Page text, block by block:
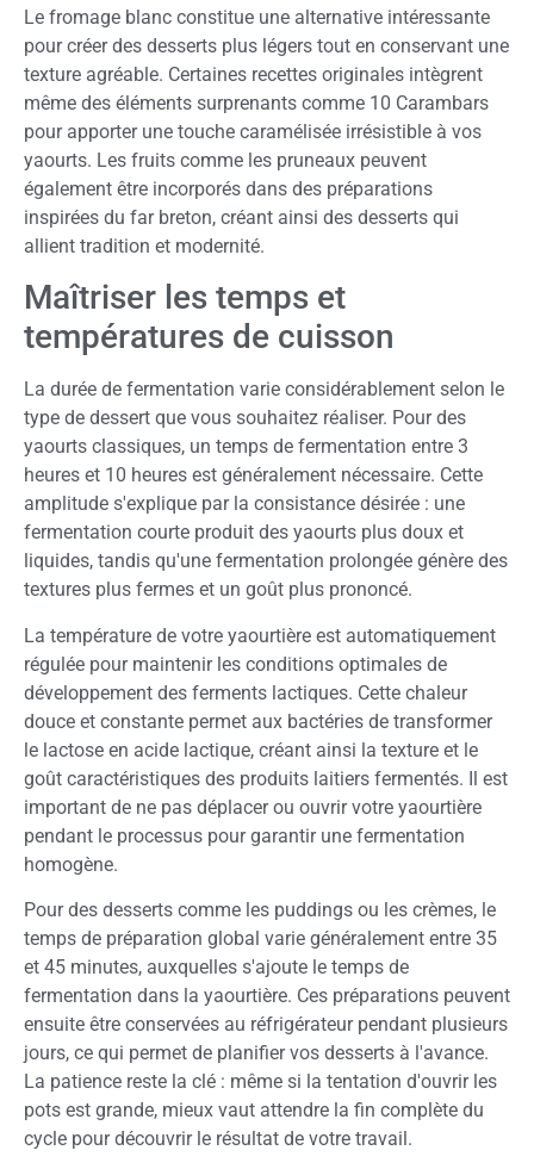
Le fromage blanc constitue une alternative intéressante
pour créer des desserts plus légers tout en conservant une
texture agréable. Certaines recettes originales intègrent
même des éléments surprenants comme 10 Carambars
pour apporter une touche caramélisée irrésistible à vos
yaourts. Les fruits comme les pruneaux peuvent
également être incorporés dans des préparations
inspirées du far breton, créant ainsi des desserts qui
allient tradition et modernité.
Maîtriser les temps et
températures de cuisson
La durée de fermentation varie considérablement selon le
type de dessert que vous souhaitez réaliser. Pour des
yaourts classiques, un temps de fermentation entre 3
heures et 10 heures est généralement nécessaire. Cette
amplitude s'explique par la consistance désirée : une
fermentation courte produit des yaourts plus doux et
liquides, tandis qu'une fermentation prolongée génère des
textures plus fermes et un goût plus prononcé.
La température de votre yaourtière est automatiquement
régulée pour maintenir les conditions optimales de
développement des ferments lactiques. Cette chaleur
douce et constante permet aux bactéries de transformer
le lactose en acide lactique, créant ainsi la texture et le
goût caractéristiques des produits laitiers fermentés. Il est
important de ne pas déplacer ou ouvrir votre yaourtière
pendant le processus pour garantir une fermentation
homogène.
Pour des desserts comme les puddings ou les crèmes, le
temps de préparation global varie généralement entre 35
et 45 minutes, auxquelles s'ajoute le temps de
fermentation dans la yaourtière. Ces préparations peuvent
ensuite être conservées au réfrigérateur pendant plusieurs
jours, ce qui permet de planifier vos desserts à l'avance.
La patience reste la clé : même si la tentation d'ouvrir les
pots est grande, mieux vaut attendre la fin complète du
cycle pour découvrir le résultat de votre travail.